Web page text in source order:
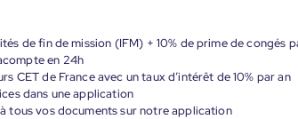
de fin de mission (IFM) + 10% de prime de congés
en 24h
CET de France avec un taux d’intérêt de 10% par an
dans une application
tous vos documents sur notre application